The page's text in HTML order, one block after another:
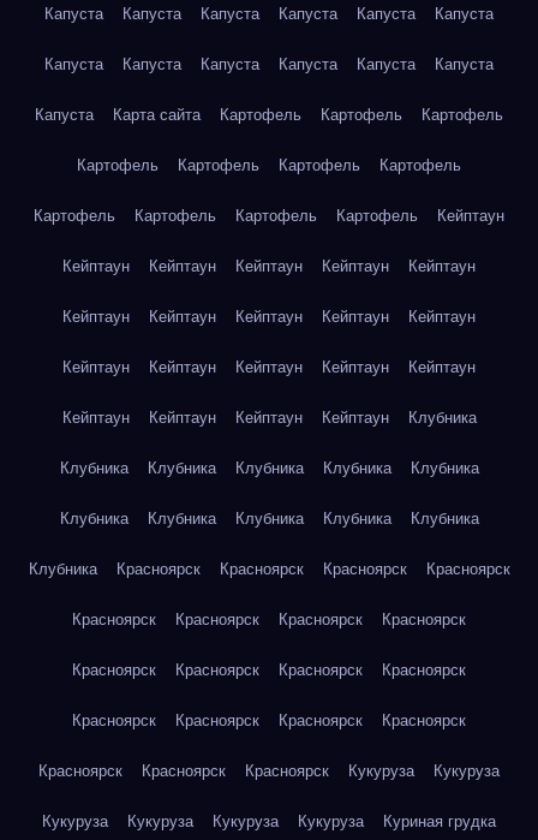
Капуста Капуста Капуста Капуста Капуста Капуста
Капуста Капуста Капуста Капуста Капуста Капуста
Капуста Карта сайта Картофель Картофель Картофель
Картофель Картофель Картофель Картофель
Картофель Картофель Картофель Картофель Кейптаун
Кейптаун Кейптаун Кейптаун Кейптаун Кейптаун
Кейптаун Кейптаун Кейптаун Кейптаун Кейптаун
Кейптаун Кейптаун Кейптаун Кейптаун Кейптаун
Кейптаун Кейптаун Кейптаун Кейптаун Клубника
Клубника Клубника Клубника Клубника Клубника
Клубника Клубника Клубника Клубника Клубника
Клубника Красноярск Красноярск Красноярск Красноярск
Красноярск Красноярск Красноярск Красноярск
Красноярск Красноярск Красноярск Красноярск
Красноярск Красноярск Красноярск Красноярск
Красноярск Красноярск Красноярск Кукуруза Кукуруза
Кукуруза Кукуруза Кукуруза Кукуруза Куриная грудка